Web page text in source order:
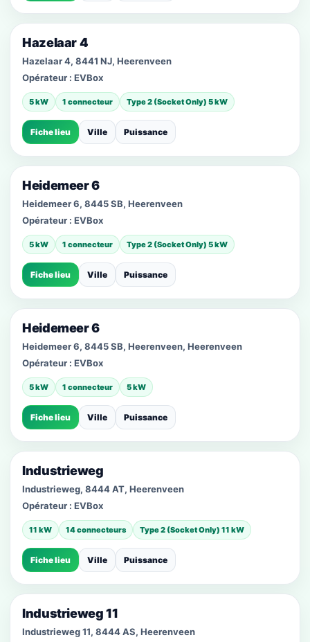
Hazelaar 4
Hazelaar 4, 8441 NJ, Heerenveen
Opérateur : EVBox
5 kW 1 connecteur Type 2 (Socket Only) 5 kW
Fiche lieu Ville Puissance
Heidemeer 6
Heidemeer 6, 8445 SB, Heerenveen
Opérateur : EVBox
5 kW 1 connecteur Type 2 (Socket Only) 5 kW
Fiche lieu Ville Puissance
Heidemeer 6
Heidemeer 6, 8445 SB, Heerenveen, Heerenveen
Opérateur : EVBox
5 kW 1 connecteur 5 kW
Fiche lieu Ville Puissance
Industrieweg
Industrieweg, 8444 AT, Heerenveen
Opérateur : EVBox
11 kW 14 connecteurs Type 2 (Socket Only) 11 kW
Fiche lieu Ville Puissance
Industrieweg 11
Industrieweg 11, 8444 AS, Heerenveen